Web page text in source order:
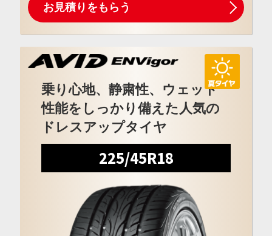
お見積りをもらう
乗り心地、静粛性、ウェット
性能をしっかり備えた人気の
ドレスアップタイヤ
225/45R18